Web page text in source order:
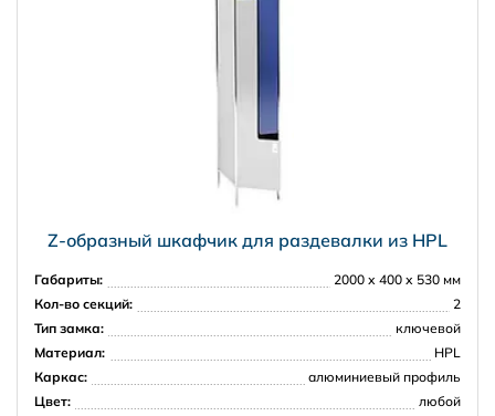
Z-образный шкафчик для раздевалки из HPL
Габариты:
2000 х 400 х 530 мм
Кол-во секций:
2
Тип замка:
ключевой
Материал:
HPL
Каркас:
алюминиевый профиль
Цвет:
любой